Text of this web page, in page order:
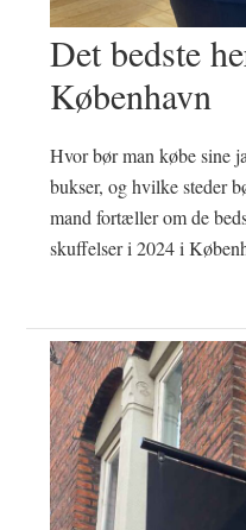
Det bedste
København
Hvor bør man købe sine
bukser, og hvilke steder
mand fortæller om de
skuffelser i 2024 i